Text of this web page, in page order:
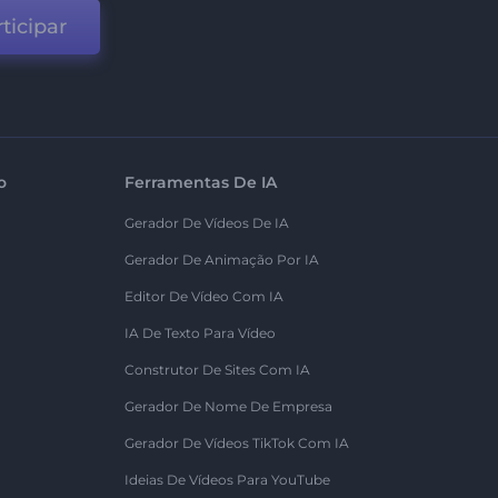
Ferramentas De IA
Gerador De Vídeos De IA
Gerador De Animação Por IA
Editor De Vídeo Com IA
IA De Texto Para Vídeo
Construtor De Sites Com IA
Gerador De Nome De Empresa
Gerador De Vídeos TikTok Com IA
Ideias De Vídeos Para YouTube